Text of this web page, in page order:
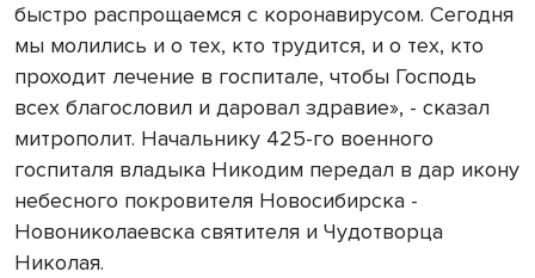
быстро распрощаемся с коронавирусом. Сегодня
мы молились и о тех, кто трудится, и о тех, кто
проходит лечение в госпитале, чтобы Господь
всех благословил и даровал здравие», - сказал
митрополит. Начальнику 425-го военного
госпиталя владыка Никодим передал в дар икону
небесного покровителя Новосибирска -
Новониколаевска святителя и Чудотворца
Николая.